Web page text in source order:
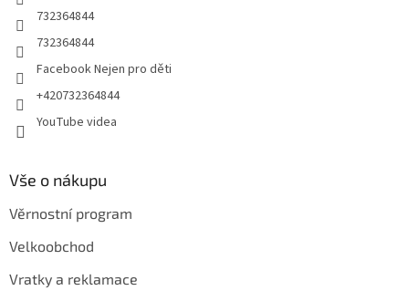
732364844
732364844
Facebook Nejen pro děti
+420732364844
YouTube videa
Vše o nákupu
Věrnostní program
Velkoobchod
Vratky a reklamace